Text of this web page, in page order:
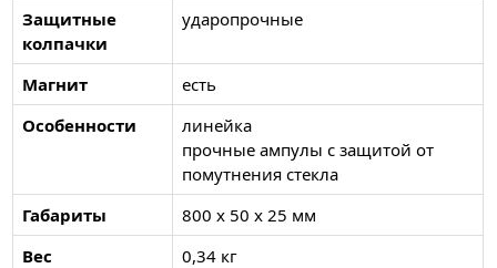
Защитные
колпачки
ударопрочные
Магнит
есть
Особенности
линейка
прочные ампулы с защитой от
помутнения стекла
Габариты
800 x 50 x 25 мм
Вес
0,34 кг